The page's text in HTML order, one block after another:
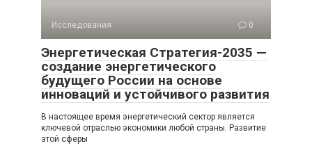
Исследования 0
Энергетическая Стратегия-2035 —
создание энергетического
будущего России на основе
инноваций и устойчивого развития
В настоящее время энергетический сектор является
ключевой отраслью экономики любой страны. Развитие
этой сферы